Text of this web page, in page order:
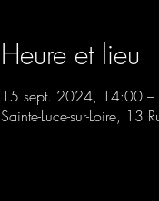
Heure et lieu
15 sept. 2024, 14:00
Sainte-Luce-sur-Loire, 13